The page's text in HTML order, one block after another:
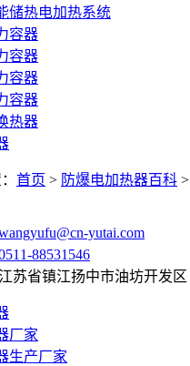
储热电加热系统
容器
容器
容器
容器
热器
首页 > 防爆电加热器百科 >
yutai.com
88531546
江苏省镇江扬中市油坊开发区
厂家
生产厂家